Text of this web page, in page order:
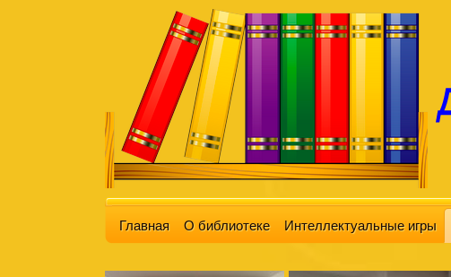
Главная О библиотеке Интеллектуальные игры